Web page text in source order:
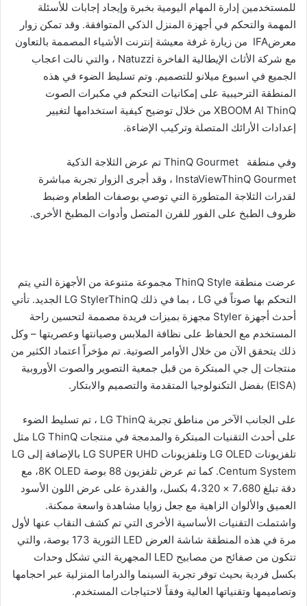
للمستخدمين إدارة المهام اليومية بخبرة وإيجاد إجابات للأسئلة
المهمة والتحكم في أجهزة المنزل الذكي المتوافقة. وقد تمكن زوار
معرضIFA من زيارة غرفة معيشة إنترنت الأشياء المصممة بالتعاون
مع شركة الأثاث الإيطالية الفاخرة Natuzzi ، والتي نالت اعجاب
الجميع في اسبوع ميلانو للتصميم. وتم تسليط الضوء في هذه
المنطقة الترحيبية على إمكانيات التحكم في مكبرات الصوت
XBOOM AI ThinQ من خلال توضيح كيفية استخدامها لتغيير
إعدادات الأرائك المتصلة وتركيب الإضاءة.
وفي منطقة ThinQ Gourmet تم عرض الثلاجة الذكية
InstaViewThinQ Gourmet ، وقد أجرى الزوار تجربة مباشرة
لقدرات الثلاجة المتطورة التي توصي بوصفات الطعام وضبط
ظروف الطبخ على الفور للفرن المتصل وأدوات المطبخ الأخرى.
عرضت منطقة ThinQ Style مجموعة متنوعة من الأجهزة التي يتم
التحكم بها صوتاً في LG ، بما في ذلك LG StylerThinQ الجديد. تأتي
أحدث أجهزة Styler مجهزة بميزات فريدة مصممة لتحسين راحة
المستخدم مع الحفاظ على نظافة الملابس وصيانتها وعصريتها – وكل
ذلك يتحقق الآن من خلال الأوامر الصوتية. تم مؤخراً اعتماد الكثير من
منتجات إل جي المبتكرة من قبل جمعية التصوير والصوت الأوروبية
(EISA) بفضل التكنولوجيا المتقدمة والتصميم والابتكار.
على الجانب الآخر من مناطق تجربة LG ThinQ ، تم تسليط الضوء
على أحدث التقنيات المبتكرة والمدمجة في منتجات LG ThinQ مثل
تلفزيونات LG OLED وتلفزيونات LG SUPER UHD بالإضافة إلى LG
Centum System. كما تم عرض تلفزيون 88 بوصة 8K OLED، مع
دقة تبلغ 7،680 × 4،320 بكسل، والقدرة على عرض اللون الأسود
العميق والألوان الزاهية مع جعل زوايا مشاهدة واسعة ممكنة.
واشتملت التقنيات الأساسية الأخرى التي تم كشف النقاب عنها لأول
مرة في هذه المنطقة شاشة العرض LED الثورية 173 بوصة، والتي
تتكون من صفائح من مصابيح LED المجهرية التي تشكل وحدات
بكسل فردية بحيث توفر تجربة السينما والدراما المنزلية عبر احجامها
وتصاميمها وتقنياتها العالية وفقاً لاحتياجات المستخدم.